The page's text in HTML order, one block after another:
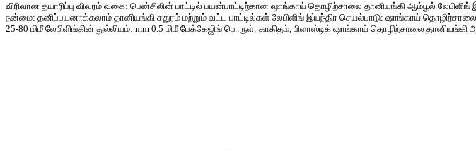
விரிவான தயாரிப்பு விவரம் வகை: பென்சிலின் பாட்டில் பயன்பாட்டிற்கான ஷாங்காய் தொழிற்சாலை தானியங்கி ஆம்பூல்
நன்மை: தனிப்பயனாக்கலாம் தானியங்கி சதுரம் மற்றும் வட்ட பாட்டில்கள் லேபிளிங் இயந்திர செயல்பாடு: ஷாங்காய் தொழிற்சாலை
25-80 மிமீ லேபிளிங்கின் துல்லியம்: mm 0.5 மிமீ பேக்கேஜிங் பொருள்: காகிதம், பிளாஸ்டிக் ஷாங்காய் தொழிற்சாலை தானியங்கி